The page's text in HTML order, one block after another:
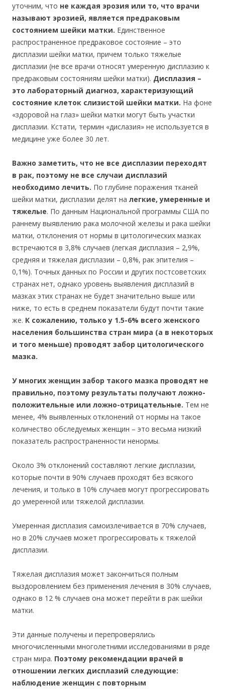
уточним, что не каждая эрозия или то, что врачи
называют эрозией, является предраковым
состоянием шейки матки. Единственное
распространенное предраковое состояние – это
дисплазии шейки матки, причем только тяжелые
дисплазии (не все врачи относят умеренную дисплазию к
предраковым состояниям шейки матки). Дисплазия –
это лабораторный диагноз, характеризующий
состояние клеток слизистой шейки матки. На фоне
«здоровой на глаз» шейки матки могут быть участки
дисплазии. Кстати, термин «дислазия» не используется в
медицине уже более 30 лет.
Важно заметить, что не все дисплазии переходят
в рак, поэтому не все случаи дисплазий
необходимо лечить. По глубине поражения тканей
шейки матки, дисплазии делят на легкие, умеренные и
тяжелые. По данным Национальной программы США по
раннему выявлению рака молочной железы и рака шейки
матки, отклонения от нормы в цитологических мазках
встречаются в 3,8% случаев (легкая дисплазия – 2,9%,
средняя и тяжелая дисплазии – 0,8%, рак эпителия –
0,1%). Точных данных по России и других постсоветских
странах нет, однако уровень выявления дисплазий в
мазках этих странах не будет значительно выше или
ниже, то есть в среднем показатели будут почти такие
же. К сожалению, только у 1.5-6% всего женского
населения большинства стран мира (а в некоторых
и того меньше) проводят забор цитологического
мазка.
У многих женщин забор такого мазка проводят не
правильно, поэтому результаты получают ложно-
положительные или ложно-отрицательные. Тем не
менее, 4% выявленных отклонений от нормы на такое
количество обследуемых женщин – это весьма низкий
показатель распространенности ненормы.
Около 3% отклонений составляют легкие дисплазии,
которые почти в 90% случаев проходят без всякого
лечения, и только в 10% случаев могут прогрессировать
до умеренной или тяжелой дисплазии.
Умеренная дисплазия самоизлечивается в 70% случаев,
но в 20% случаев может прогрессировать к тяжелой
дисплазии.
Тяжелая дисплазия может закончиться полным
выздоровлением без применения лечения в 30% случаев,
однако в 12 % случаев она может перейти в рак шейки
матки.
Эти данные получены и перепроверялись
многочисленными многолетними исследованиями в ряде
стран мира. Поэтому рекомендации врачей в
отношении легких дисплазий следующие:
наблюдение женщин с повторным